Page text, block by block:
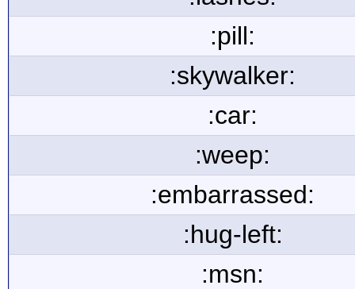
:pill:
:skywalker:
:car:
:weep:
:embarrassed:
:hug-left:
:msn: